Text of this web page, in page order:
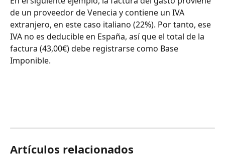
de un proveedor de Venecia y contiene un IVA
extranjero, en este caso italiano (22%). Por tanto, ese
IVA no es deducible en España, así que el total de la
factura (43,00€) debe registrarse como Base
Imponible.
Artículos relacionados